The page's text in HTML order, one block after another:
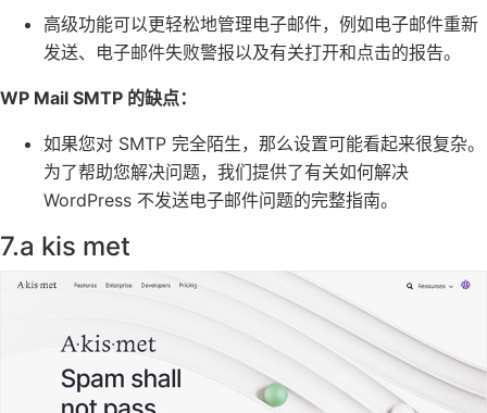
高级功能可以更轻松地管理电子邮件，例如电子邮件重新
发送、电子邮件失败警报以及有关打开和点击的报告。
WP Mail SMTP 的缺点：
如果您对 SMTP 完全陌生，那么设置可能看起来很复杂。
为了帮助您解决问题，我们提供了有关如何解决
WordPress 不发送电子邮件问题的完整指南。
7.a kis met